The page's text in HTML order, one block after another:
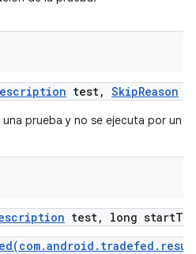
test, SkipReason
prueba y no se ejecuta por un
test, long start